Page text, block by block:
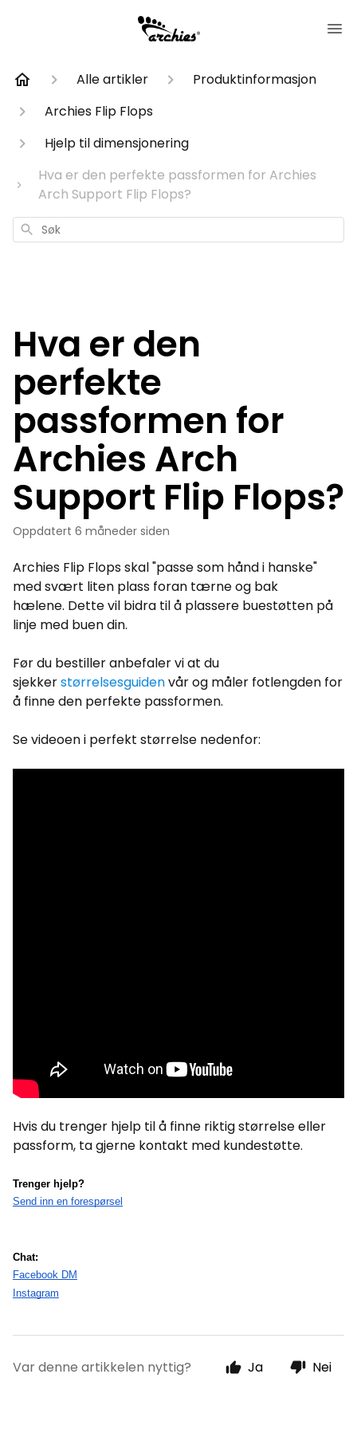
Alle artikler
Produktinformasjon
Archies Flip Flops
Hjelp til dimensjonering
Hva er den perfekte passformen for Archies
Arch Support Flip Flops?
Søk
Hva er den
perfekte
passformen for
Archies Arch
Support Flip Flops?
Oppdatert 6 måneder siden
Archies Flip Flops skal "passe som hånd i hanske"
med svært liten plass foran tærne og bak
hælene. Dette vil bidra til å plassere buestøtten på
linje med buen din.
Før du bestiller anbefaler vi at du
sjekkerstørrelsesguidenvår og måler fotlengden for
å finne den perfekte passformen.
Se videoen i perfekt størrelse nedenfor:
Hvis du trenger hjelp til å finne riktig størrelse eller
passform, ta gjerne kontakt med kundestøtte.
Trenger hjelp?
Send inn en forespørsel
Chat:
Facebook DM
Instagram
Var denne artikkelen nyttig? Ja Nei